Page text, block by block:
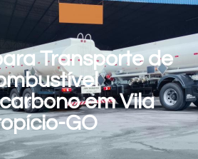
Transporte de
em Vila
GO